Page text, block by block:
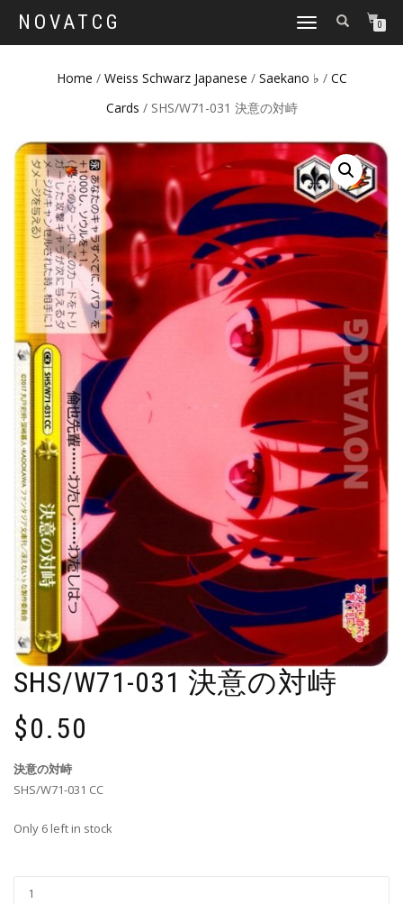
NOVATCG
TOGGLE
0
Home / Weiss Schwarz Japanese / Saekano ♭ / CC
Cards / SHS/W71-031 決意の対峙
SHS/W71-031 決意の対峙
$0.50
決意の対峙
SHS/W71-031 CC
Only 6 left in stock